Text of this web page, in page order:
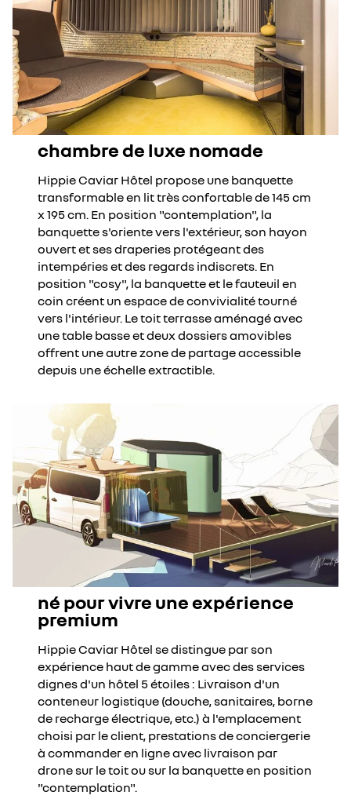
chambre de luxe nomade
Hippie Caviar Hôtel propose une banquette
transformable en lit très confortable de 145 cm
x 195 cm. En position "contemplation", la
banquette s'oriente vers l'extérieur, son hayon
ouvert et ses draperies protégeant des
intempéries et des regards indiscrets. En
position "cosy", la banquette et le fauteuil en
coin créent un espace de convivialité tourné
vers l'intérieur. Le toit terrasse aménagé avec
une table basse et deux dossiers amovibles
offrent une autre zone de partage accessible
depuis une échelle extractible.
né pour vivre une expérience
premium
Hippie Caviar Hôtel se distingue par son
expérience haut de gamme avec des services
dignes d'un hôtel 5 étoiles : Livraison d'un
conteneur logistique (douche, sanitaires, borne
de recharge électrique, etc.) à l'emplacement
choisi par le client, prestations de conciergerie
à commander en ligne avec livraison par
drone sur le toit ou sur la banquette en position
"contemplation".